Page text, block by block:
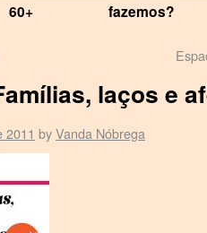
60+
fazemos?
laços e
2011 byVanda Nóbrega